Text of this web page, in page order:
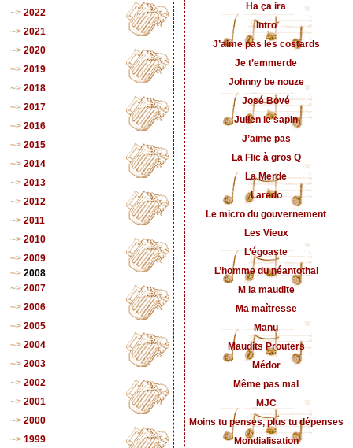
2022
2021
2020
2019
2018
2017
2016
2015
2014
2013
2012
2011
2010
2009
2008
2007
2006
2005
2004
2003
2002
2001
2000
1999
Ha ça ira
Intro
J’aime pas les costards
Je t’emmerde
Johnny be nouze
José Bové
Julien le sapin
J’aime pas
La Flic à gros Q
La Merde
Laredo
Le micro du gouvernement
Les Vieux
L’égoaste
L’homme du néantothal
M la maudite
Ma maîtresse
Manu
Maudits Prouters
Médor
Même pas mal
MJC
Moins tu penses, plus tu dépenses
Mondialisation